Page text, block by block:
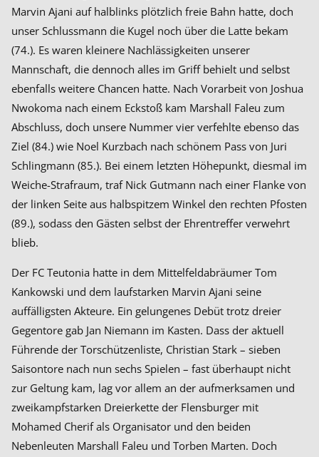
Marvin Ajani auf halblinks plötzlich freie Bahn hatte, doch
unser Schlussmann die Kugel noch über die Latte bekam
(74.). Es waren kleinere Nachlässigkeiten unserer
Mannschaft, die dennoch alles im Griff behielt und selbst
ebenfalls weitere Chancen hatte. Nach Vorarbeit von Joshua
Nwokoma nach einem Eckstoß kam Marshall Faleu zum
Abschluss, doch unsere Nummer vier verfehlte ebenso das
Ziel (84.) wie Noel Kurzbach nach schönem Pass von Juri
Schlingmann (85.). Bei einem letzten Höhepunkt, diesmal im
Weiche-Strafraum, traf Nick Gutmann nach einer Flanke von
der linken Seite aus halbspitzem Winkel den rechten Pfosten
(89.), sodass den Gästen selbst der Ehrentreffer verwehrt
blieb.
Der FC Teutonia hatte in dem Mittelfeldabräumer Tom
Kankowski und dem laufstarken Marvin Ajani seine
auffälligsten Akteure. Ein gelungenes Debüt trotz dreier
Gegentore gab Jan Niemann im Kasten. Dass der aktuell
Führende der Torschützenliste, Christian Stark – sieben
Saisontore nach nun sechs Spielen – fast überhaupt nicht
zur Geltung kam, lag vor allem an der aufmerksamen und
zweikampfstarken Dreierkette der Flensburger mit
Mohamed Cherif als Organisator und den beiden
Nebenleuten Marshall Faleu und Torben Marten. Doch